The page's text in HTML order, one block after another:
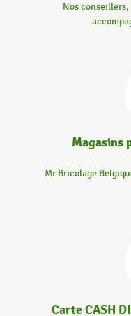
Nos
Magasins
Mr.Bricolage
Carte CASH